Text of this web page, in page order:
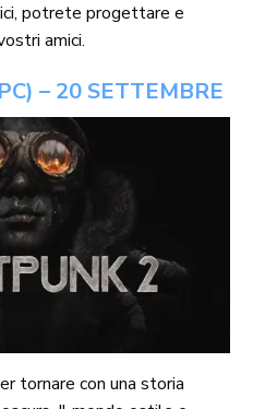
potrete progettare e
amici.
– 20 SETTEMBRE
tornare con una storia